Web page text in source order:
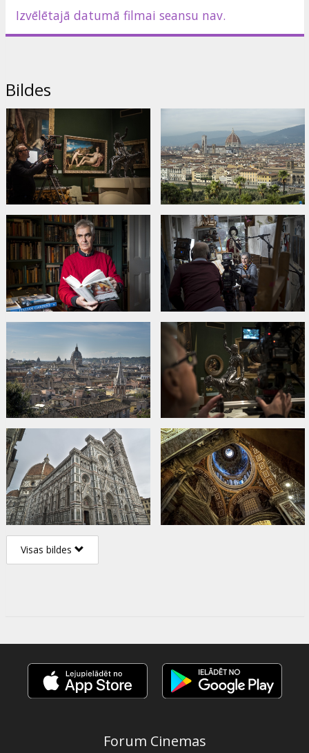
Tēlnieks, gleznotājs, arhitekts, dzejnieks, ģēnijs - atklājiet, kāpēc
Mikelandželo neapšaubāmi ir viens no visu laiku izcilākajiem
māksliniekiem.
Izplatītājs: Seventh Art Productions
Saites: Facebook
Izvēlētajā datumā filmai seansu nav.
Bildes
Visas bildes
Forum Cinemas